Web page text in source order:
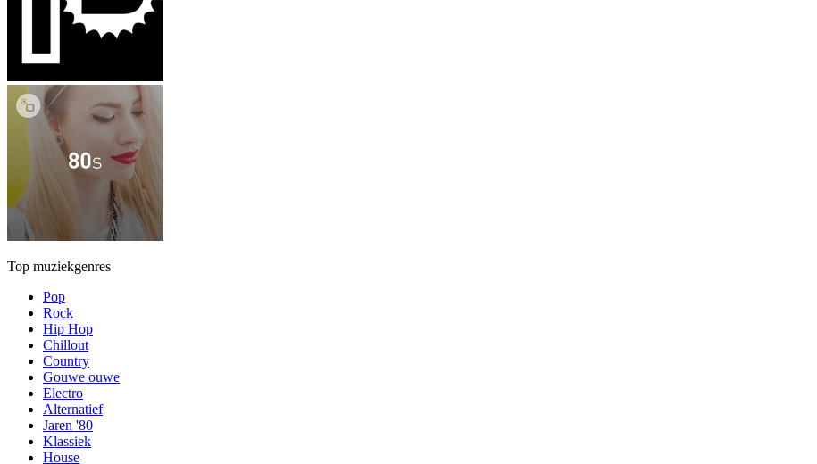
Top muziekgenres
Pop
Rock
Hip Hop
Chillout
Country
Gouwe ouwe
Electro
Alternatief
Jaren '80
Klassiek
House